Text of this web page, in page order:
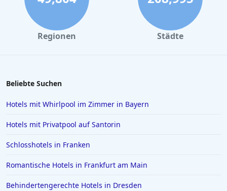
Regionen Städte
Beliebte Suchen
Hotels mit Whirlpool im Zimmer in Bayern
Hotels mit Privatpool auf Santorin
Schlosshotels in Franken
Romantische Hotels in Frankfurt am Main
Behindertengerechte Hotels in Dresden